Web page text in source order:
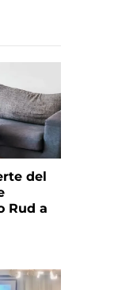
del
Rud a